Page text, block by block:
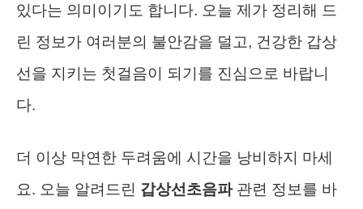
있다는 의미이기도 합니다. 오늘 제가 정리해 드
린 정보가 여러분의 불안감을 덜고, 건강한 갑상
선을 지키는 첫걸음이 되기를 진심으로 바랍니
다.
더 이상 막연한 두려움에 시간을 낭비하지 마세
요. 오늘 알려드린 갑상선초음파관련 정보를 바